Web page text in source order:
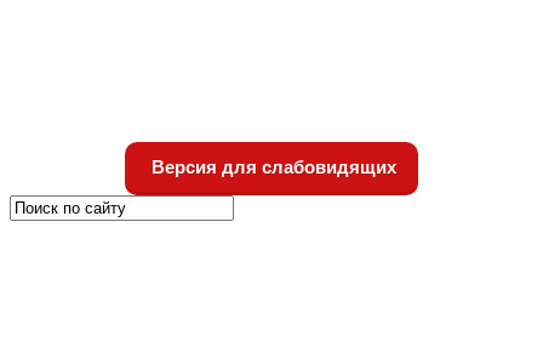
Версия для слабовидящих